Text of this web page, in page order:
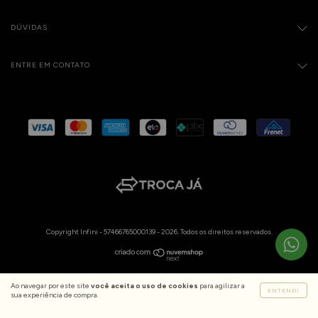
Ao navegar por este site você aceita o uso de cookies para agilizar a
sua experiência de compra.
ENTENDI
DÚVIDAS
ENTRE EM CONTATO
Copyright Infini - 57466765000139 - 2026. Todos os direitos reservados.